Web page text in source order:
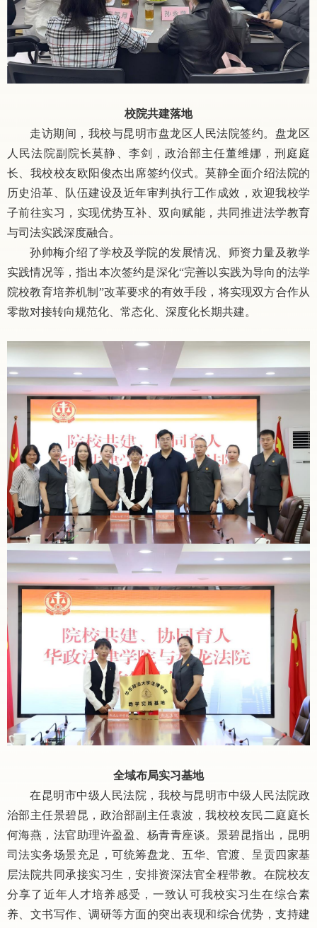
校院共建落地
走访期间，我校与昆明市盘龙区人民法院签约。盘龙 区
人民法院副院长莫静、李剑，政治部主任董维娜，刑庭庭
长、我校校友欧阳俊杰出席签约仪式。莫静全面介绍法院的
历史沿革、队伍建设及近年审判执行工作成效，欢迎我校学
子前往实习，实现优势互补、双向赋能，共同推进法学教育
与司法实践深度融合。
孙帅梅介绍了学校及学院的发展情况、师资力量及教学
实践情况等，指出本次签约是深化“完善以实践为导向的法学
院校教育培养机制”改革要求的有效手段，将实现双方合作从
零散对接转向规范化、常态化、深度化长期共建。
全域布局实习基地
在昆明市中级人民法院，我校与昆明市中级人民法院政
治部主任景碧昆，政治部副主任袁波，我校校友民二庭庭长
何海燕，法官助理许盈盈、杨青青座谈。景碧昆指出，昆明
司法实务场景充足，可统筹盘龙、五华、官渡、呈贡四家基
层法院共同承接实习生，安排资深法官全程带教。在院校友
分享了近年人才培养感受，一致认可我校实习生在综合素
养、文书写作、调研等方面的突出表现和综合优势，支持建